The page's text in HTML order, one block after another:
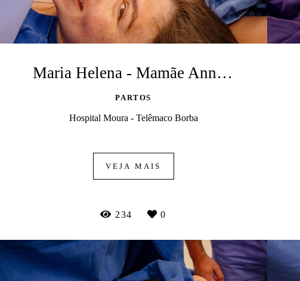
Maria Helena - Mamãe Anna + Papai Vinicius
PARTOS
Hospital Moura - Telêmaco Borba
VEJA MAIS
234 0